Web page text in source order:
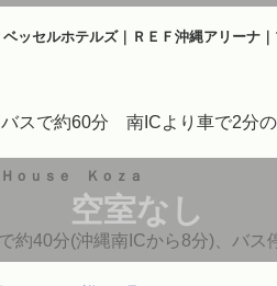
ッセルホテルズ｜ＲＥＦ沖縄アリーナ
スで約60分 南ICより車で2分の
空室なし
ｏｕｓｅ Ｋｏｚａ
約40分(沖縄南ICから8分)、バス